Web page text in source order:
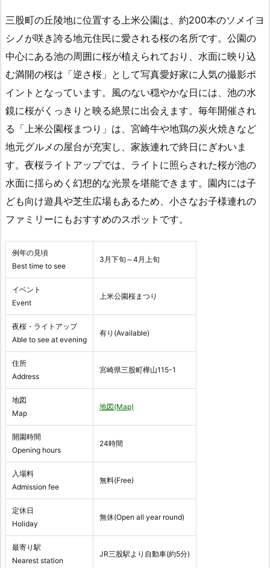
三股町の丘陵地に位置する上米公園は、約200本のソメイヨ
シノが咲き誇る地元住民に愛される桜の名所です。公園の
中心にある池の周囲に桜が植えられており、水面に映り込
む満開の桜は「逆さ桜」として写真愛好家に人気の撮影ポ
イントとなっています。風のない穏やかな日には、池の水
鏡に桜がくっきりと映る絶景に出会えます。毎年開催され
る「上米公園桜まつり」は、宮崎牛や地鶏の炭火焼きなど
地元グルメの屋台が充実し、家族連れで終日にぎわいま
す。夜桜ライトアップでは、ライトに照らされた桜が池の
水面に揺らめく幻想的な光景を堪能できます。園内には子
ども向け遊具や芝生広場もあるため、小さなお子様連れの
ファミリーにもおすすめのスポットです。
例年の見頃
Best time to see
3月下旬～4月上旬
イベント
Event
上米公園桜まつり
夜桜・ライトアップ
Able to see at evening
有り(Available)
住所
Address
宮崎県三股町樺山115-1
地図
Map
地図(Map)
開園時間
Opening hours
24時間
入場料
Admission fee
無料(Free)
定休日
Holiday
無休(Open all year round)
最寄り駅
Nearest station
JR三股駅より自動車(約5分)